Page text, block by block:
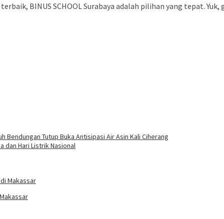
BINUS SCHOOL Surabaya adalah pilihan yang tepat.
Tutup Buka Antisipasi Air Asin Kali Ciherang
dan Hari Listrik Nasional